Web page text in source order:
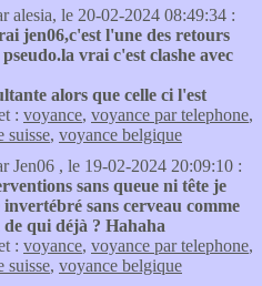
alesia, le 20-02-2024 08:49:34 :
jen06,c'est l'une des retours
vrai c'est clashe avec
alors que celle ci l'est
: voyance, voyance par telephone,
suisse, voyance belgique
Jen06 , le 19-02-2024 20:09:10 :
sans queue ni tête je
sans cerveau comme
de qui déjà ? Hahaha
: voyance, voyance par telephone,
suisse, voyance belgique